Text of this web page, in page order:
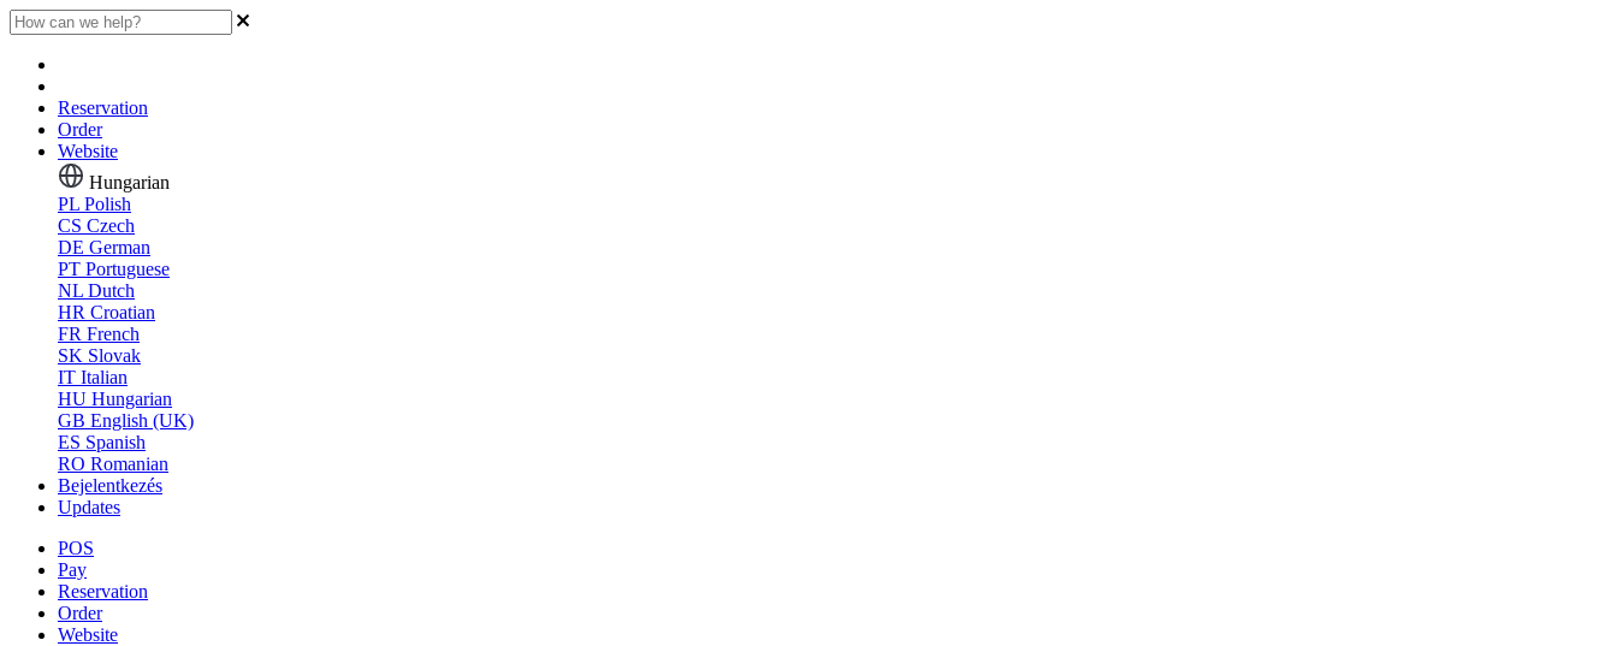
Reservation
Order
Website
Hungarian
PL Polish
CS Czech
DE German
PT Portuguese
NL Dutch
HR Croatian
FR French
SK Slovak
IT Italian
HU Hungarian
GB English (UK)
ES Spanish
RO Romanian
Bejelentkezés
Updates
POS
Pay
Reservation
Order
Website